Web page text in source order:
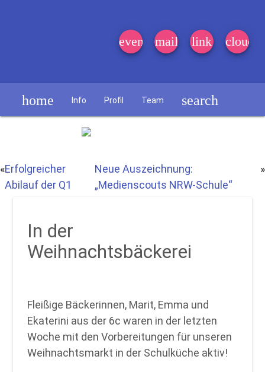
event_note
mail link cloud
home Info Profil Team search
«Erfolgreicher
Abilauf der Q1
Neue Auszeichnung:
„Medienscouts NRW-Schule“
»
In der
Weihnachtsbäckerei
Fleißige Bäckerinnen, Marit, Emma und
Ekaterini aus der 6c waren in der letzten
Woche mit den Vorbereitungen für unseren
Weihnachtsmarkt in der Schulküche aktiv!